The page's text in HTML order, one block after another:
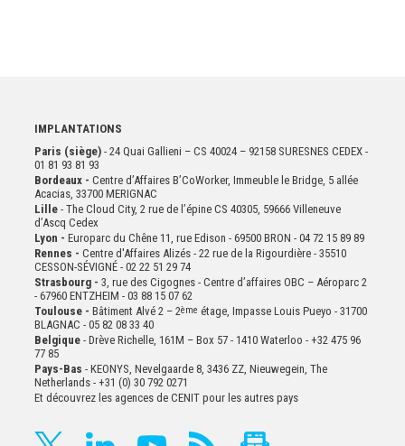
IMPLANTATIONS
Paris (siège) - 24 Quai Gallieni – CS 40024 – 92158 SURESNES CEDEX -
01 81 93 81 93
Bordeaux - Centre d’Affaires B’CoWorker, Immeuble le Bridge, 5 allée
Acacias, 33700 MERIGNAC
Lille- The Cloud City, 2 rue de l’épine CS 40305, 59666 Villeneuve
d’Ascq Cedex
Lyon - Europarc du Chêne 11, rue Edison - 69500 BRON - 04 72 15 89 89
Rennes - Centre d'Affaires Alizés - 22 rue de la Rigourdière - 35510
CESSON-SÉVIGNÉ - 02 22 51 29 74
Strasbourg - 3, rue des Cigognes - Centre d’affaires OBC – Aéroparc 2
- 67960 ENTZHEIM - 03 88 15 07 62
Toulouse - Bâtiment Alvé 2 – 2ème étage, Impasse Louis Pueyo - 31700
BLAGNAC - 05 82 08 33 40
Belgique- Drève Richelle, 161M – Box 57 - 1410 Waterloo - +32 475 96
77 85
Pays-Bas - KEONYS, Nevelgaarde 8, 3436 ZZ, Nieuwegein, The
Netherlands - +31 (0) 30 792 0271
Et découvrez les agences de CENIT pour les autres pays